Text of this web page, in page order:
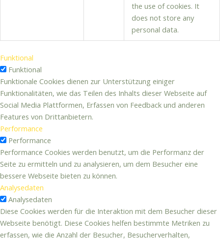
the use of cookies. It
does not store any
personal data.
Funktional
Funktional
Funktionale Cookies dienen zur Unterstützung einiger
Funktionalitäten, wie das Teilen des Inhalts dieser Webseite auf
Social Media Plattformen, Erfassen von Feedback und anderen
Features von Drittanbietern.
Performance
Performance
Performance Cookies werden benutzt, um die Performanz der
Seite zu ermitteln und zu analysieren, um dem Besucher eine
bessere Webseite bieten zu können.
Analysedaten
Analysedaten
Diese Cookies werden für die Interaktion mit dem Besucher dieser
Webseite benötigt. Diese Cookies helfen bestimmte Metriken zu
erfassen, wie die Anzahl der Besucher, Besucherverhalten,